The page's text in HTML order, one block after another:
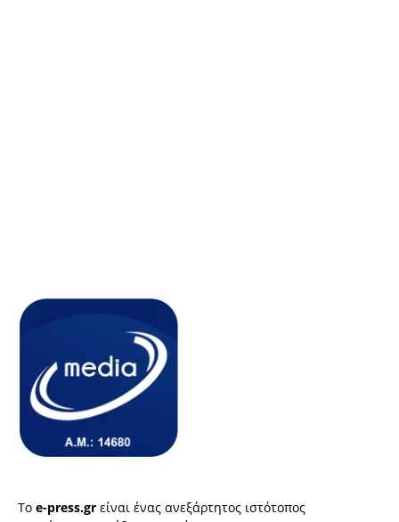
Το e-press.gr είναι ένας ανεξάρτητος ιστότοπος